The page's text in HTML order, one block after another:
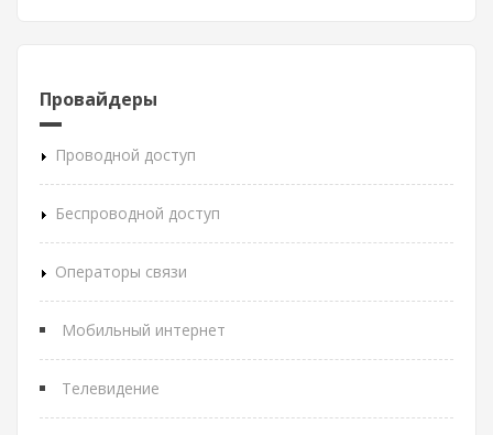
Провайдеры
Проводной доступ
Беспроводной доступ
Операторы связи
Мобильный интернет
Телевидение